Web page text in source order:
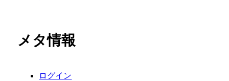
メタ情報
ログイン